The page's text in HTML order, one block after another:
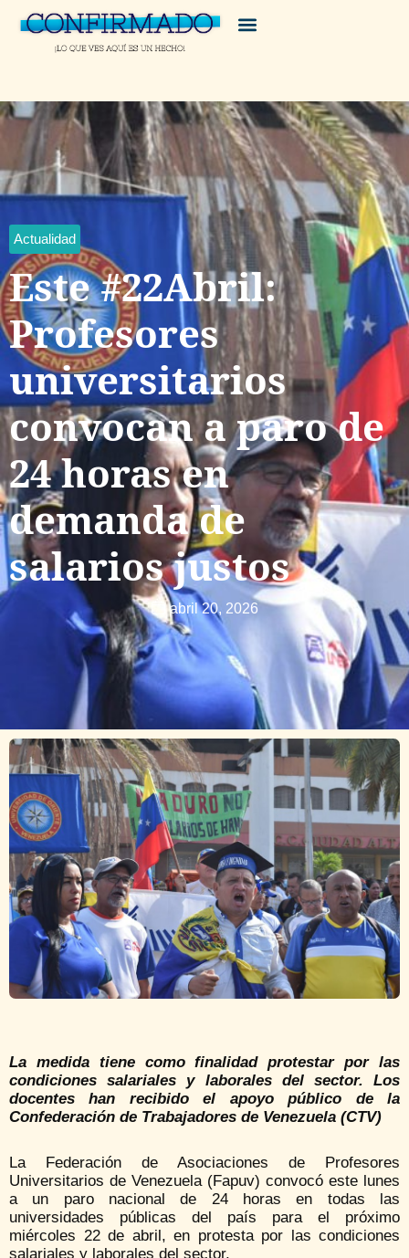
Actualidad
Este #22Abril:
Profesores
universitarios
convocan a paro de
24 horas en
demanda de
salarios justos
abril 20, 2026
La medida tiene como finalidad protestar por las
condiciones salariales y laborales del sector. Los
docentes han recibido el apoyo público de la
Confederación de Trabajadores de Venezuela (CTV)
La Federación de Asociaciones de Profesores
Universitarios de Venezuela(Fapuv) convocó este lunes
a un paro nacional de 24 horas en todas las
universidades públicas del país para el próximo
miércoles 22 de abril, en protesta por las condiciones
salariales y laborales del sector.